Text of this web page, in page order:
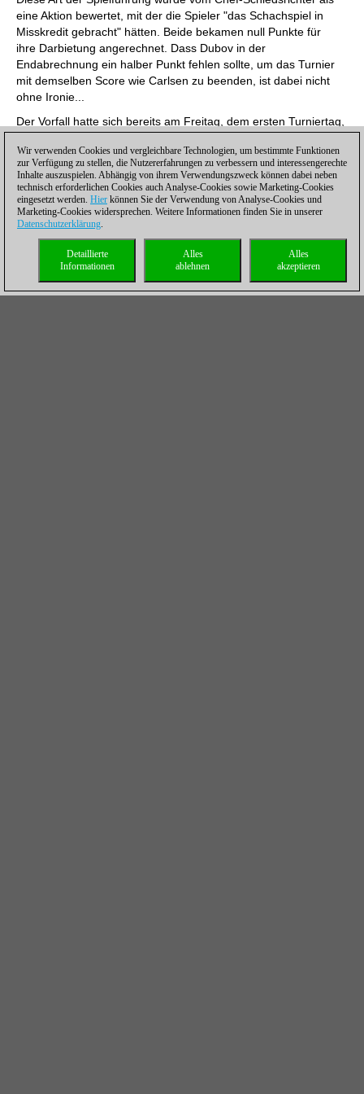
eine Aktion bewertet, mit der die Spieler "das Schachspiel in
Misskredit gebracht" hätten. Beide bekamen null Punkte für
ihre Darbietung angerechnet. Dass Dubov in der
Endabrechnung ein halber Punkt fehlen sollte, um das Turnier
mit demselben Score wie Carlsen zu beenden, ist dabei nicht
ohne Ironie...
Der Vorfall hatte sich bereits am Freitag, dem ersten Turniertag,
einlegte, war eine Sitzung des Schiedsgerichts erforderlich, was
zu einigem zeitlichen Verzug führen sollte. Noch ein zweiter
Einspruch eines Spielers führte an diesem Tag zu Verzug: Der
US-Amerikaner Andrew Hong beschwerte sich beim
Schiedsrichter über eine nicht korrekt funktionierende Uhr. Es
konnte aber bei einer Prüfung kein Defekt an dem Gerät
festgestellt werden. Das Turniergericht konstatierte, dass Hong
wohl nicht in der Lage gewesen war, den Knopf an der Uhr
angemessen zu betätigen.
Wir verwenden Cookies und vergleichbare Technologien, um bestimmte Funktionen
zur Verfügung zu stellen, die Nutzererfahrungen zu verbessern und interessengerechte
Inhalte auszuspielen. Abhängig von ihrem Verwendungszweck können dabei neben
technisch erforderlichen Cookies auch Analyse-Cookies sowie Marketing-Cookies
eingesetzt werden. Hier können Sie der Verwendung von Analyse-Cookies und
Marketing-Cookies widersprechen. Weitere Informationen finden Sie in unserer
Datenschutzerklärung.
Alles
akzeptieren
Alles
ablehnen
Detaillierte
Informationen